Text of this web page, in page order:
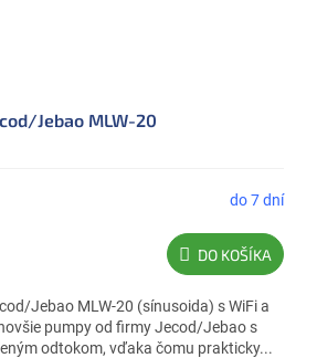
Jebao MLW-20
do 7 dní
DO KOŠÍKA
Jebao MLW-20 (sínusoida) s WiFi a
pumpy od firmy Jecod/Jebao s
odtokom, vďaka čomu prakticky...